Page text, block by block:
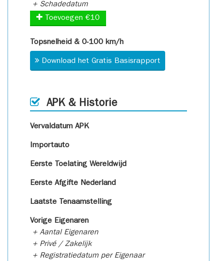
+ Schadedatum
Toevoegen €10
Topsnelheid & 0-100 km/h
Download het Gratis Basisrapport
APK & Historie
Vervaldatum APK
Importauto
Eerste Toelating Wereldwijd
Eerste Afgifte Nederland
Laatste Tenaamstelling
Vorige Eigenaren
+ Aantal Eigenaren
+ Privé / Zakelijk
+ Registratiedatum per Eigenaar